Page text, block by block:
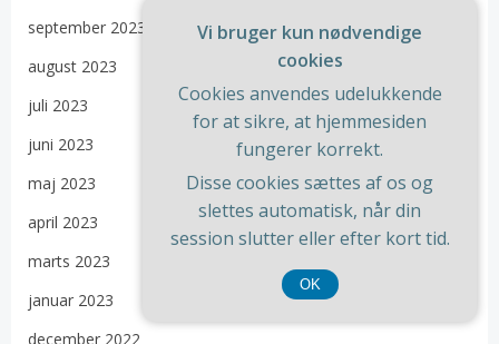
september 2023
august 2023
juli 2023
juni 2023
maj 2023
april 2023
marts 2023
januar 2023
december 2022
Vi bruger kun nødvendige
cookies
Cookies anvendes udelukkende
for at sikre, at hjemmesiden
fungerer korrekt.
Disse cookies sættes af os og
slettes automatisk, når din
session slutter eller efter kort tid.
OK